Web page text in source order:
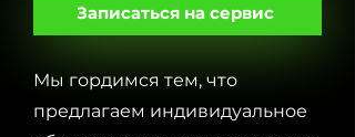
Записаться на сервис
Мы гордимся тем, что
предлагаем индивидуальное